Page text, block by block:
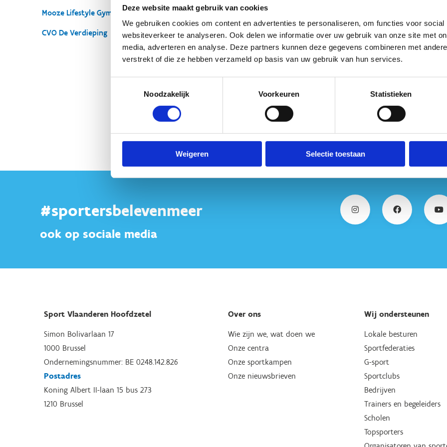
Deze website maakt gebruik van cookies
We gebruiken cookies om content en advertenties te personaliseren, om functies voor
websiteverkeer te analyseren. Ook delen we informatie over uw gebruik van onze site met
media, adverteren en analyse. Deze partners kunnen deze gegevens combineren met
verstrekt of die ze hebben verzameld op basis van uw gebruik van hun services.
Noodzakelijk
Voorkeuren Statistieken
Weigeren Selectie toestaan
Mooze Lifestyle Gym
CVO De Verdieping
lichte visgerechten voor wie fit wil blijven, sappige steaks (zoals
een indrukwekkende Tomahawk om te delen) voor wie goed wil
eten, plus klassiekers zoals spaghetti bolognaise of vidé, én
ontbijtliefhebbers kunnen bij ons terecht vanaf ’s ochtends.
Bezoek de website van Odiel Bistronomie
#sportersbelevenmeer
ook op sociale media
Sport Vlaanderen Hoofdzetel
Simon Bolivarlaan 17
1000 Brussel
Ondernemingsnummer: BE 0248.142.826
Postadres
Koning Albert II-laan 15 bus 273
1210 Brussel
Over ons
Wie zijn we, wat doen we
Onze centra
Onze sportkampen
Onze nieuwsbrieven
Wij ondersteunen
Lokale besturen
Sportfederaties
G-sport
Sportclubs
Bedrijven
Trainers en begeleiders
Scholen
Topsporters